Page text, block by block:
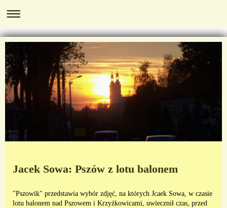
Jacek Sowa: Pszów z lotu balonem
"Pszowik" przedstawia wybór zdjęć, na których Jcaek Sowa, w czasie
lotu balonem nad Pszowem i Krzyżkowicami, uwiecznił czas, przed